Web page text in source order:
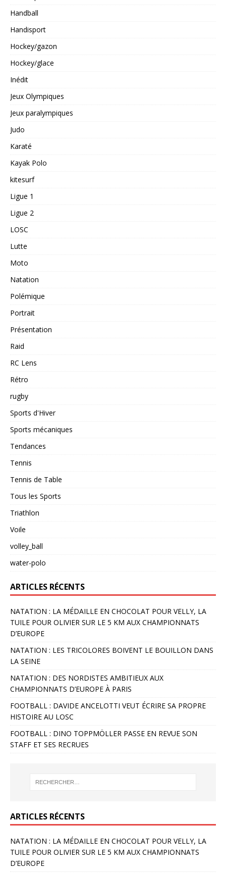
Handball
Handisport
Hockey/gazon
Hockey/glace
Inédit
Jeux Olympiques
Jeux paralympiques
Judo
Karaté
Kayak Polo
kitesurf
Ligue 1
Ligue 2
LOSC
Lutte
Moto
Natation
Polémique
Portrait
Présentation
Raid
RC Lens
Rétro
rugby
Sports d'Hiver
Sports mécaniques
Tendances
Tennis
Tennis de Table
Tous les Sports
Triathlon
Voile
volley_ball
water-polo
ARTICLES RÉCENTS
NATATION : LA MÉDAILLE EN CHOCOLAT POUR VELLY, LA
TUILE POUR OLIVIER SUR LE 5 KM AUX CHAMPIONNATS
D’EUROPE
NATATION : LES TRICOLORES BOIVENT LE BOUILLON DANS
LA SEINE
NATATION : DES NORDISTES AMBITIEUX AUX
CHAMPIONNATS D’EUROPE À PARIS
FOOTBALL : DAVIDE ANCELOTTI VEUT ÉCRIRE SA PROPRE
HISTOIRE AU LOSC
FOOTBALL : DINO TOPPMÖLLER PASSE EN REVUE SON
STAFF ET SES RECRUES
ARTICLES RÉCENTS
NATATION : LA MÉDAILLE EN CHOCOLAT POUR VELLY, LA
TUILE POUR OLIVIER SUR LE 5 KM AUX CHAMPIONNATS
D’EUROPE